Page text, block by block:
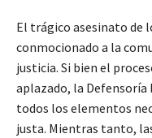
El trágico asesinato de
conmocionado a la
justicia. Si bien el
aplazado, la Defensoría
todos los elementos
justa. Mientras tanto,